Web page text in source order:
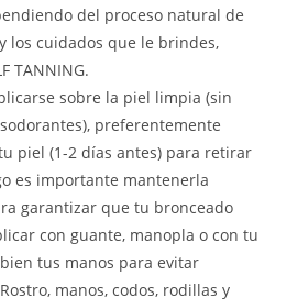
del proceso natural de
los cuidados que le brindes,
TANNING.
sobre la piel limpia (sin
preferentemente
piel (1-2 días antes) para retirar
es importante mantenerla
garantizar que tu bronceado
con guante, manopla o con tu
tus manos para evitar
manos, codos, rodillas y